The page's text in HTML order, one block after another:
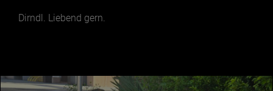
Dirndl. Liebend gern.